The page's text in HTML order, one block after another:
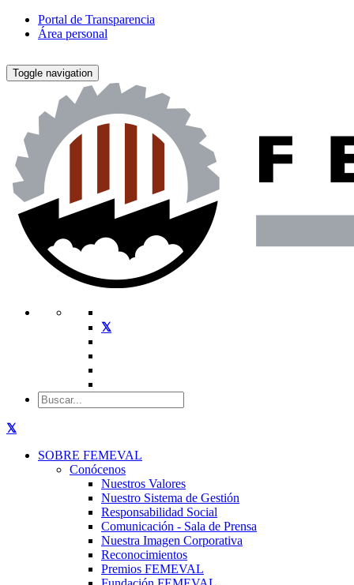
Portal de Transparencia
Área personal
Toggle navigation
SOBRE FEMEVAL
Conócenos
Nuestros Valores
Nuestro Sistema de Gestión
Responsabilidad Social
Comunicación - Sala de Prensa
Nuestra Imagen Corporativa
Reconocimientos
Premios FEMEVAL